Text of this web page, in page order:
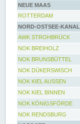
NEUE MAAS
ROTTERDAM
NORD-OSTSEE-KANAL
AWK STROHBRÜCK
NOK BREIHOLZ
NOK BRUNSBÜTTEL
NOK DÜKERSWISCH
NOK KIEL AUSSEN
NOK KIEL BINNEN
NOK KÖNIGSFÖRDE
NOK RENDSBURG